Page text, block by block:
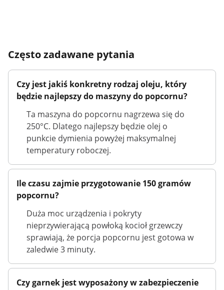
Często zadawane pytania
Czy jest jakiś konkretny rodzaj oleju, który
będzie najlepszy do maszyny do popcornu?
Ta maszyna do popcornu nagrzewa się do
250°C. Dlatego najlepszy będzie olej o
punkcie dymienia powyżej maksymalnej
temperatury roboczej.
Ile czasu zajmie przygotowanie 150 gramów
popcornu?
Duża moc urządzenia i pokryty
nieprzywierającą powłoką kocioł grzewczy
sprawiają, że porcja popcornu jest gotowa w
zaledwie 3 minuty.
Czy garnek jest wyposażony w zabezpieczenie